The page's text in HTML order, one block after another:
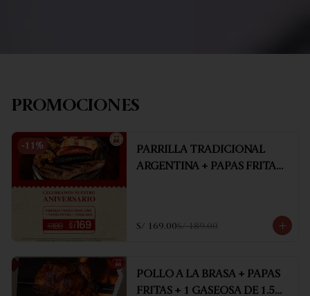
PROMOCIONES
-11 %
PARRILLA TRADICIONAL
ARGENTINA + PAPAS FRITAS
S/ 169.00S/ 189.00
POLLO A LA BRASA + PAPAS
FRITAS + 1 GASEOSA DE 1.5